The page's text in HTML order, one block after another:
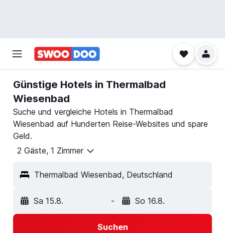
Günstige Hotels in Thermalbad
Wiesenbad
Suche und vergleiche Hotels in Thermalbad
Wiesenbad auf Hunderten Reise-Websites und spare
Geld.
2 Gäste, 1 Zimmer
Thermalbad Wiesenbad, Deutschland
Sa 15.8. - So 16.8.
Suchen